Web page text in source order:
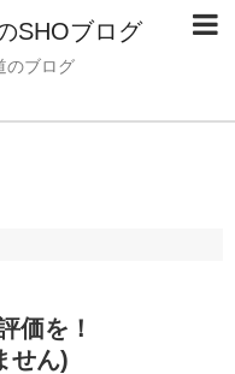
SHOブログ
のブログ
価を！
せん)